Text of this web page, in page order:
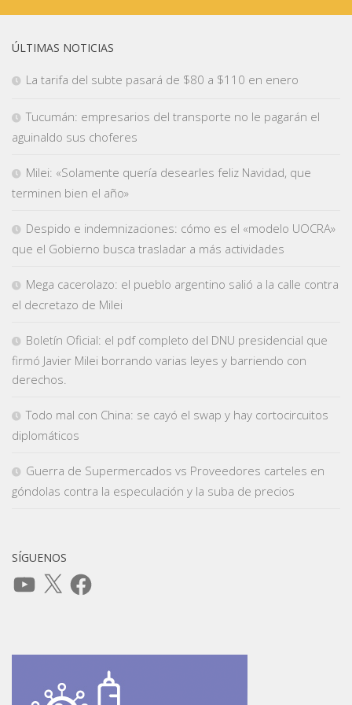
ÚLTIMAS NOTICIAS
La tarifa del subte pasará de $80 a $110 en enero
Tucumán: empresarios del transporte no le pagarán el
aguinaldo sus choferes
Milei: «Solamente quería desearles feliz Navidad, que
terminen bien el año»
Despido e indemnizaciones: cómo es el «modelo UOCRA»
que el Gobierno busca trasladar a más actividades
Mega cacerolazo: el pueblo argentino salió a la calle contra
el decretazo de Milei
Boletín Oficial: el pdf completo del DNU presidencial que
firmó Javier Milei borrando varias leyes y barriendo con
derechos.
Todo mal con China: se cayó el swap y hay cortocircuitos
diplomáticos
Guerra de Supermercados vs Proveedores carteles en
góndolas contra la especulación y la suba de precios
SÍGUENOS
YouTube
X Facebook